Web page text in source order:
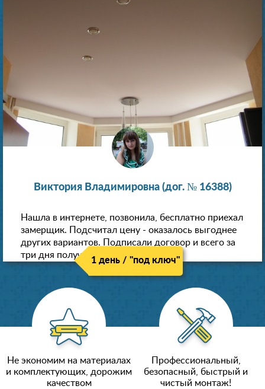
Виктория Владимировна (дог. № 16388)
Нашла в интернете, позвонила, бесплатно приехал
замерщик. Подсчитал цену - оказалось выгоднее
других вариантов. Подписали договор и всего за
три дня получили новые потолки!
1 день / "под ключ"
Не экономим на материалах
и комплектующих, дорожим
качеством
Профессиональный,
безопасный, быстрый и
чистый монтаж!